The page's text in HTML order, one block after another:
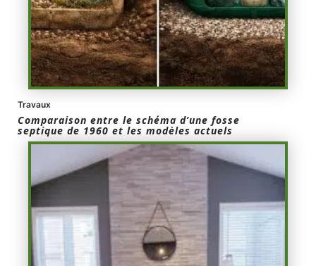
Travaux
Comparaison entre le schéma d’une fosse
septique de 1960 et les modèles actuels